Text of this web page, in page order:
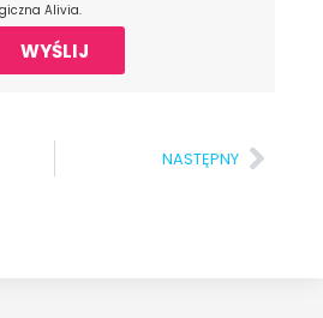
Alivia.
WYŚLIJ
NASTĘPNY